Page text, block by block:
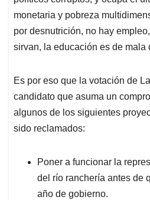
monetaria y pobreza
por desnutrición, no hay
sirvan, la educación es de mala
Es por eso que la votación de
candidato que asuma un
algunos de los siguientes
sido reclamados:
Poner a funcionar la
del río ranchería antes de
año de gobierno.